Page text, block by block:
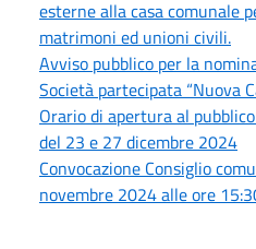
esterne alla casa comunale
matrimoni ed unioni civili.
Avviso pubblico per la
Società partecipata “Nuova
Orario di apertura al
del 23 e 27 dicembre 2024
Convocazione Consiglio
novembre 2024 alle ore